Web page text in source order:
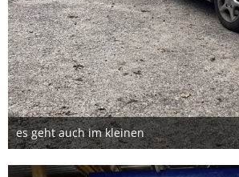
es geht auch im kleinen
31. Juli 2026